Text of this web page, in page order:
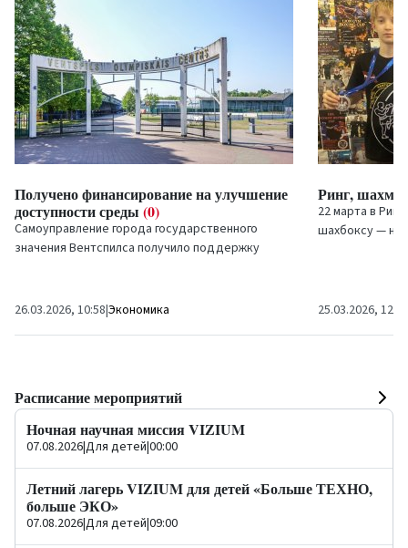
Получено финансирование на улучшение
доступности среды (0)
Самоуправление города государственного
значения Вентспилса получило поддержку
26.03.2026, 10:58|Экономика
Ринг,
22 марта в
шахбоксу —
25.03.2026, 12:30
Расписание мероприятий
Ночная научная миссия VIZIUM
07.08.2026|Для детей|00:00
Летний лагерь VIZIUM для детей «Больше ТЕХНО,
больше ЭКО»
07.08.2026|Для детей|09:00